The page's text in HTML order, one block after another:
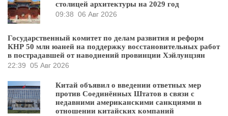
столицей архитектуры на 2029 год
09:38 06 Авг 2026
Государственный комитет по делам развития и реформ
КНР 50 млн юаней на поддержку восстановительных работ
в пострадавшей от наводнений провинции Хэйлунцзян
22:39 05 Авг 2026
Китай объявил о введении ответных мер
против Соединённых Штатов в связи с
недавними американскими санкциями в
отношении китайских компаний